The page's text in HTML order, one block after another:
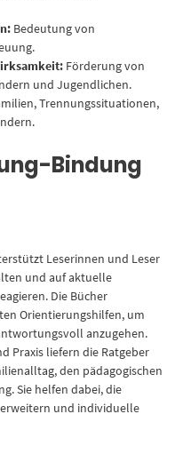
Bedeutung von
Förderung von
und Jugendlichen.
Trennungssituationen,
Bindung
Leserinnen und Leser
und auf aktuelle
Die Bücher
Orientierungshilfen, um
anzugehen.
Praxis liefern die Ratgeber
den pädagogischen
Sie helfen dabei, die
und individuelle